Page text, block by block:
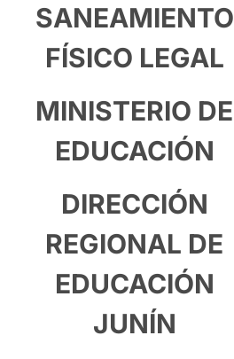
SANEAMIENTO
FÍSICO LEGAL
MINISTERIO DE
EDUCACIÓN
DIRECCIÓN
REGIONAL DE
EDUCACIÓN
JUNÍN